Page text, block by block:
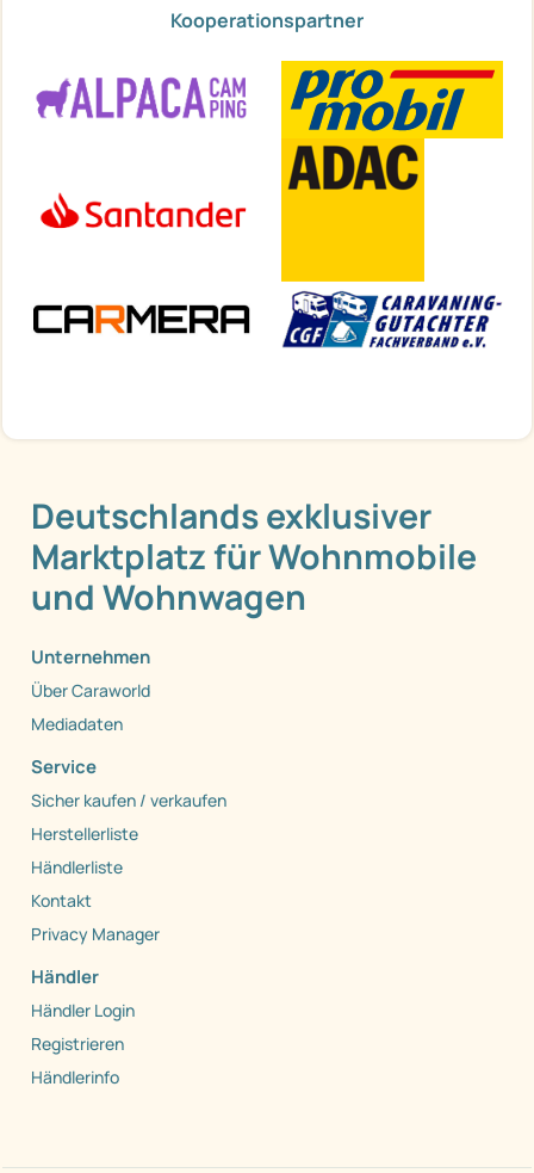
Kooperationspartner
Deutschlands exklusiver
Marktplatz für Wohnmobile
und Wohnwagen
Unternehmen
Über Caraworld
Mediadaten
Service
Sicher kaufen / verkaufen
Herstellerliste
Händlerliste
Kontakt
Privacy Manager
Händler
Händler Login
Registrieren
Händlerinfo